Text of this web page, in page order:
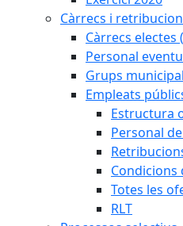
Càrrecs i
Càrrecs
Personal
Grups
Empleats
Estructura
Personal
Condicions
Totes les
RLT